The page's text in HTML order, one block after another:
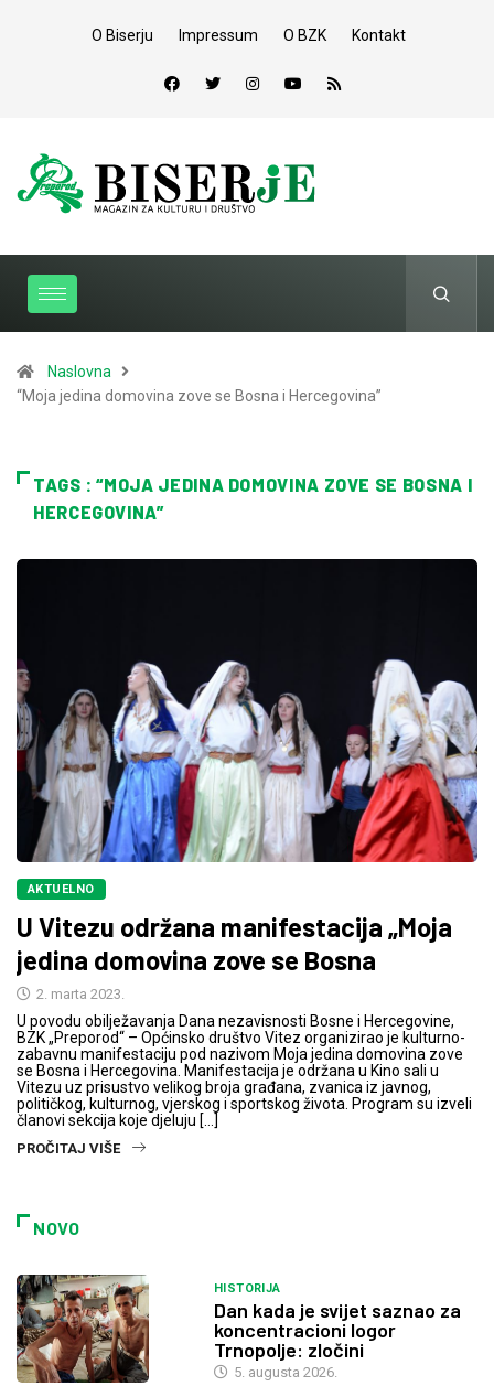
O Biserju Impressum O BZK Kontakt
Naslovna
“Moja jedina domovina zove se Bosna i Hercegovina”
TAGS : “MOJA JEDINA DOMOVINA ZOVE SE BOSNA I
HERCEGOVINA”
AKTUELNO
U Vitezu održana manifestacija „Moja
jedina domovina zove se Bosna
2. marta 2023.
U povodu obilježavanja Dana nezavisnosti Bosne i Hercegovine,
BZK „Preporod“ – Općinsko društvo Vitez organizirao je kulturno-
zabavnu manifestaciju pod nazivom Moja jedina domovina zove
se Bosna i Hercegovina. Manifestacija je održana u Kino sali u
Vitezu uz prisustvo velikog broja građana, zvanica iz javnog,
političkog, kulturnog, vjerskog i sportskog života. Program su izveli
članovi sekcija koje djeluju […]
PROČITAJ VIŠE
NOVO
HISTORIJA
Dan kada je svijet saznao za
koncentracioni logor
Trnopolje: zločini
5. augusta 2026.